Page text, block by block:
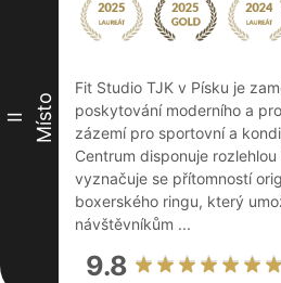
II Místo
Fit Studio TJK v Písku je
poskytování moderního a
zázemí pro sportovní a
Centrum disponuje
vyznačuje se přítomností
boxerského ringu, který
návštěvníkům ...
9.8